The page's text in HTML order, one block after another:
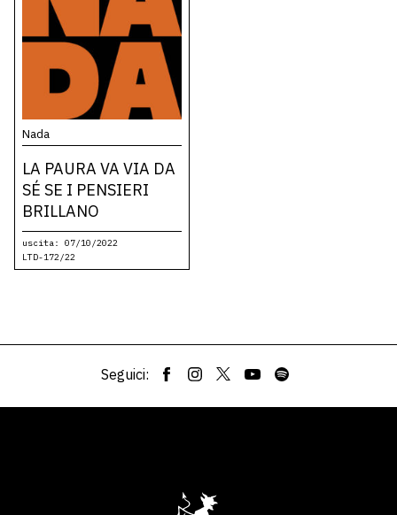
Nada
LA PAURA VA VIA DA
SÉ SE I PENSIERI
BRILLANO
uscita: 07/10/2022
LTD-172/22
Seguici: